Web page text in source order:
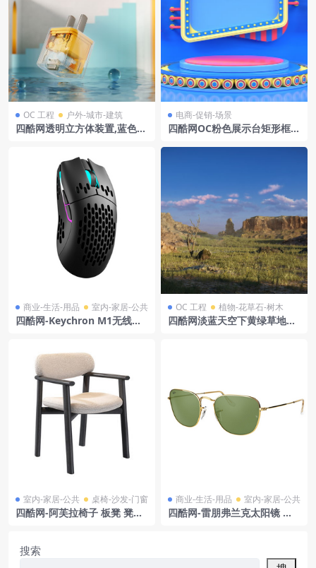
OC 工程 户外-城市-建筑
四酷网透明立方体装置,蓝色球
电商-促销-场景
四酷网OC粉色展示台矩形框架
商业-生活-用品 室内-家居-公共
四酷网-Keychron M1无线鼠
OC 工程 植物-花草石-树木
四酷网淡蓝天空下黄绿草地与
室内-家居-公共 桌椅-沙发-门窗
四酷网-阿芙拉椅子 板凳 凳子
商业-生活-用品 室内-家居-公共
四酷网-雷朋弗兰克太阳镜 眼
搜索